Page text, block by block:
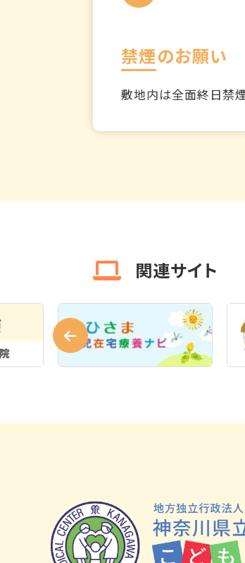
禁煙のお願い
敷地内は全面終日禁煙
関連サイト